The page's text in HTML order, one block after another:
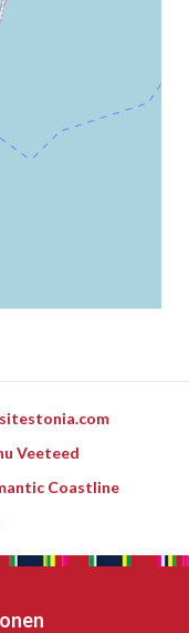
Veeteed
Coastline